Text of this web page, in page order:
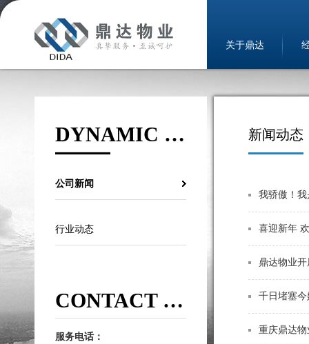
关于鼎达
DYNAMIC NEWS
公司新闻
行业动态
CONTACT US
服务电话：
新闻动态
我骄傲！
喜迎新年
鼎达物业
千日堵塞
重庆鼎达